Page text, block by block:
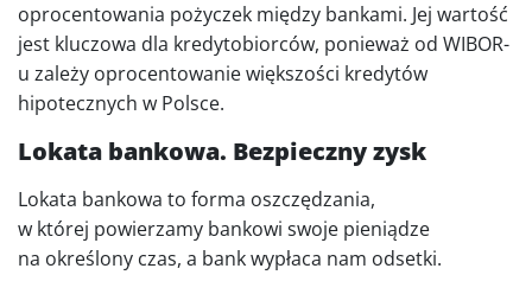
oprocentowania pożyczek między bankami. Jej wartość
jest kluczowa dla kredytobiorców, ponieważ od WIBOR-
u zależy oprocentowanie większości kredytów
hipotecznych w Polsce.
Lokata bankowa. Bezpieczny zysk
Lokata bankowa to forma oszczędzania,
w której powierzamy bankowi swoje pieniądze
na określony czas, a bank wypłaca nam odsetki.